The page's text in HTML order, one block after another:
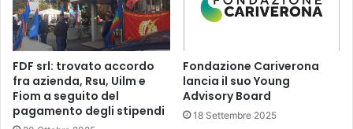
FDF srl: trovato accordo
fra azienda, Rsu, Uilm e
Fiom a seguito del
pagamento degli stipendi
Fondazione Cariverona
lancia il suo Young
Advisory Board
18 Settembre 2025